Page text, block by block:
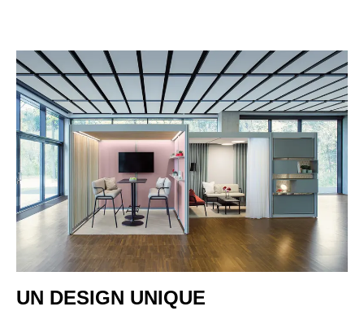
Luxembourg (LU)
Malaisie (MY)
Maroc(MA)
Mauritanie(MR)
Nigeria
Norvège (NO)
Nouvelle-Zélande(NZ)
Oman(OM)
Pays-Bas (NL)
Pologne(PL)
UN DESIGN UNIQUE